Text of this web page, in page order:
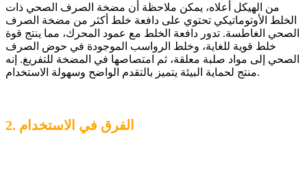
من الهيكل أعلاه، يمكن ملاحظة أن مضخة الصرف الصحي ذات
الخلط الأوتوماتيكي تحتوي على دافعة خلط أكثر من مضخة الصرف
الصحي الغاطسة. تدور دافعة الخلط مع عمود المحرك، مما ينتج قوة
خلط قوية للغاية، وخلط الرواسب الموجودة في حوض الصرف
الصحي إلى مواد صلبة معلقة، ثم امتصاصها في المضخة للتفريغ. إنه
منتج لحماية البيئة يتميز بالتقدم الواضح وسهولة الاستخدام.
2. الفرق في الاستخدام